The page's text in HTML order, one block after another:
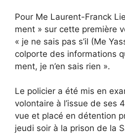
Pour Me Laurent-Franck
ment » sur cette première
« je ne sais pas s’il (Me
colporte des informations
ment, je n’en sais rien ».
Le policier a été mis en
volontaire à l’issue de ses
vue et placé en détention
jeudi soir à la prison de la